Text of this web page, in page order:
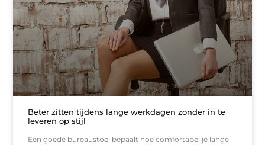
Beter zitten tijdens lange werkdagen zonder in te
leveren op stijl
Een goede bureaustoel bepaalt hoe comfortabel je lange